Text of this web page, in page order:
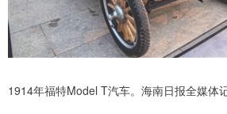
1914年福特Model T汽车。海南日报全媒体